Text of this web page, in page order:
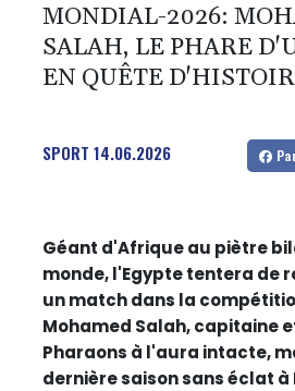
MONDIAL-2026:
SALAH, LE PHARE
EN QUÊTE
SPORT 14.06.2026
Géant d'Afrique au piètre
monde, l'Egypte tentera de
un match dans la
Mohamed Salah, capitaine
Pharaons à l'aura intacte,
dernière saison sans éclat à